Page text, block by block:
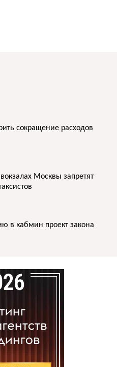
сокращение расходов
Москвы запретят
в кабмин проект закона